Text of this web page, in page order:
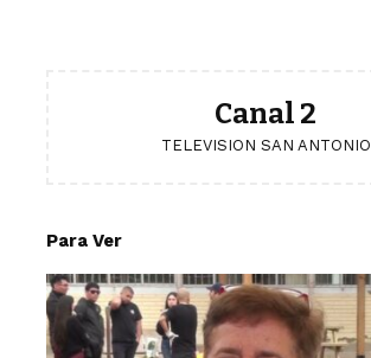
Canal 2
TELEVISION SAN ANTONIO
Para Ver